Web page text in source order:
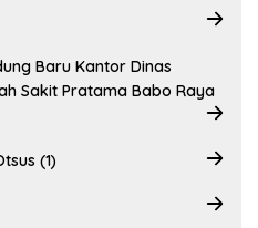
Baru Kantor Dinas
Sakit Pratama Babo Raya
(1)